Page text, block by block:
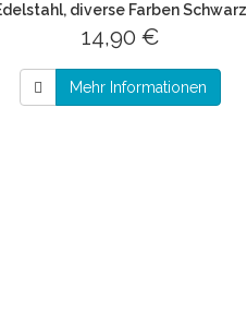
diverse Farben Schwarz
14,90 €
Mehr Informationen